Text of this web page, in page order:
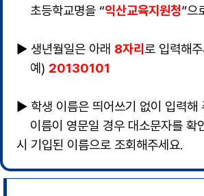
초등학교명을 “익산교육지원청”으
▶ 생년월일은 아래 8자리 로 입력해
예) 20130101
▶ 학생 이름은 띄어쓰기 없이 입력해
이름이 영문일 경우 대소문자를 확
시 기입된 이름으로 조회해주세요.